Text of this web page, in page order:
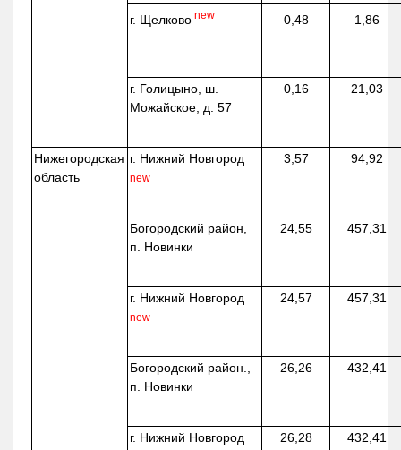
г. Щелково new 0,48 1,86
г. Голицыно, ш.
Можайское, д. 57
0,16 21,03
Нижегородская
область
г. Нижний Новгород
new
3,57 94,92
Богородский район,
п. Новинки
24,55 457,31
г. Нижний Новгород
new
24,57 457,31
Богородский район.,
п. Новинки
26,26 432,41
г. Нижний Новгород 26,28 432,41